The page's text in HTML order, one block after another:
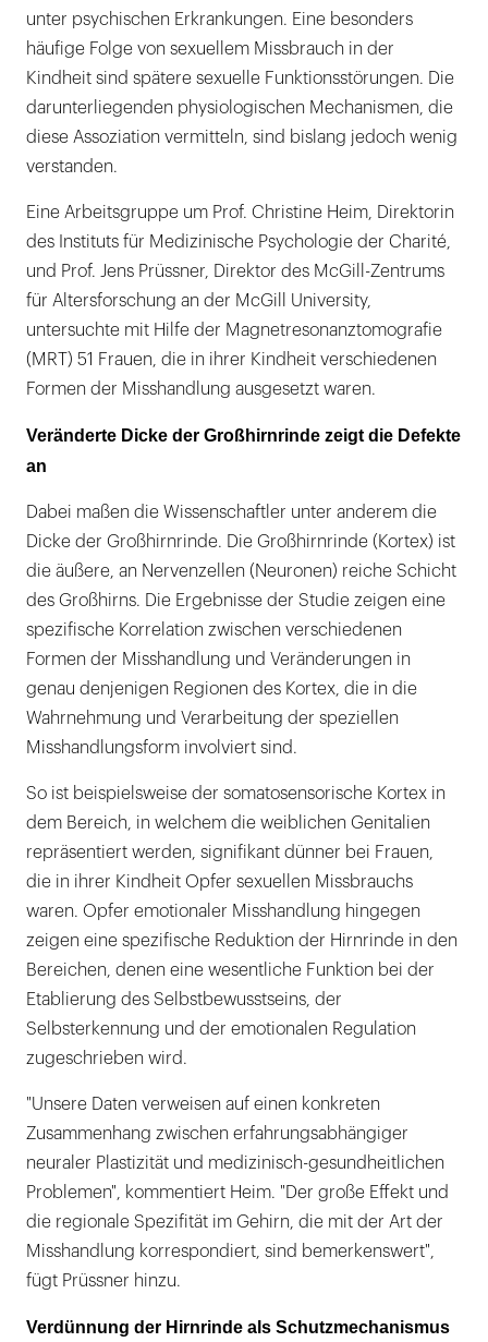
unter psychischen Erkrankungen. Eine besonders
häufige Folge von sexuellem Missbrauch in der
Kindheit sind spätere sexuelle Funktionsstörungen. Die
darunterliegenden physiologischen Mechanismen, die
diese Assoziation vermitteln, sind bislang jedoch wenig
verstanden.
Eine Arbeitsgruppe um Prof. Christine Heim, Direktorin
des Instituts für Medizinische Psychologie der Charité,
und Prof. Jens Prüssner, Direktor des McGill-Zentrums
für Altersforschung an der McGill University,
untersuchte mit Hilfe der Magnetresonanztomografie
(MRT) 51 Frauen, die in ihrer Kindheit verschiedenen
Formen der Misshandlung ausgesetzt waren.
Veränderte Dicke der Großhirnrinde zeigt die Defekte
an
Dabei maßen die Wissenschaftler unter anderem die
Dicke der Großhirnrinde. Die Großhirnrinde (Kortex) ist
die äußere, an Nervenzellen (Neuronen) reiche Schicht
des Großhirns. Die Ergebnisse der Studie zeigen eine
spezifische Korrelation zwischen verschiedenen
Formen der Misshandlung und Veränderungen in
genau denjenigen Regionen des Kortex, die in die
Wahrnehmung und Verarbeitung der speziellen
Misshandlungsform involviert sind.
So ist beispielsweise der somatosensorische Kortex in
dem Bereich, in welchem die weiblichen Genitalien
repräsentiert werden, signifikant dünner bei Frauen,
die in ihrer Kindheit Opfer sexuellen Missbrauchs
waren. Opfer emotionaler Misshandlung hingegen
zeigen eine spezifische Reduktion der Hirnrinde in den
Bereichen, denen eine wesentliche Funktion bei der
Etablierung des Selbstbewusstseins, der
Selbsterkennung und der emotionalen Regulation
zugeschrieben wird.
"Unsere Daten verweisen auf einen konkreten
Zusammenhang zwischen erfahrungsabhängiger
neuraler Plastizität und medizinisch-gesundheitlichen
Problemen", kommentiert Heim. "Der große Effekt und
die regionale Spezifität im Gehirn, die mit der Art der
Misshandlung korrespondiert, sind bemerkenswert",
fügt Prüssner hinzu.
Verdünnung der Hirnrinde als Schutzmechanismus